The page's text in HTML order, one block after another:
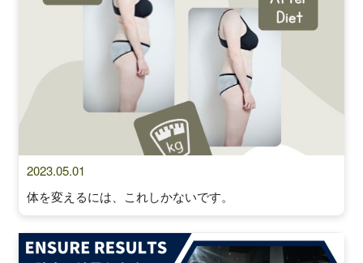
2023.05.01
体を変えるには、これしかないです。